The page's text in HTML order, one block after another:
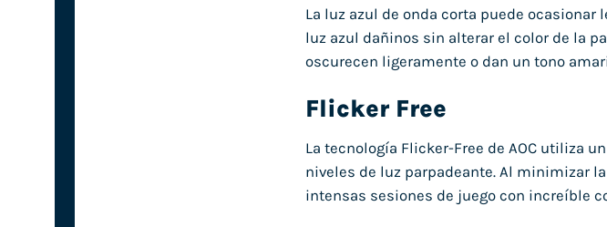
La luz azul de onda corta puede ocasionar
luz azul dañinos sin alterar el color de la
oscurecen ligeramente o dan un tono
Flicker Free
La tecnología Flicker-Free de AOC utiliza
niveles de luz parpadeante. Al minimizar
intensas sesiones de juego con increíble